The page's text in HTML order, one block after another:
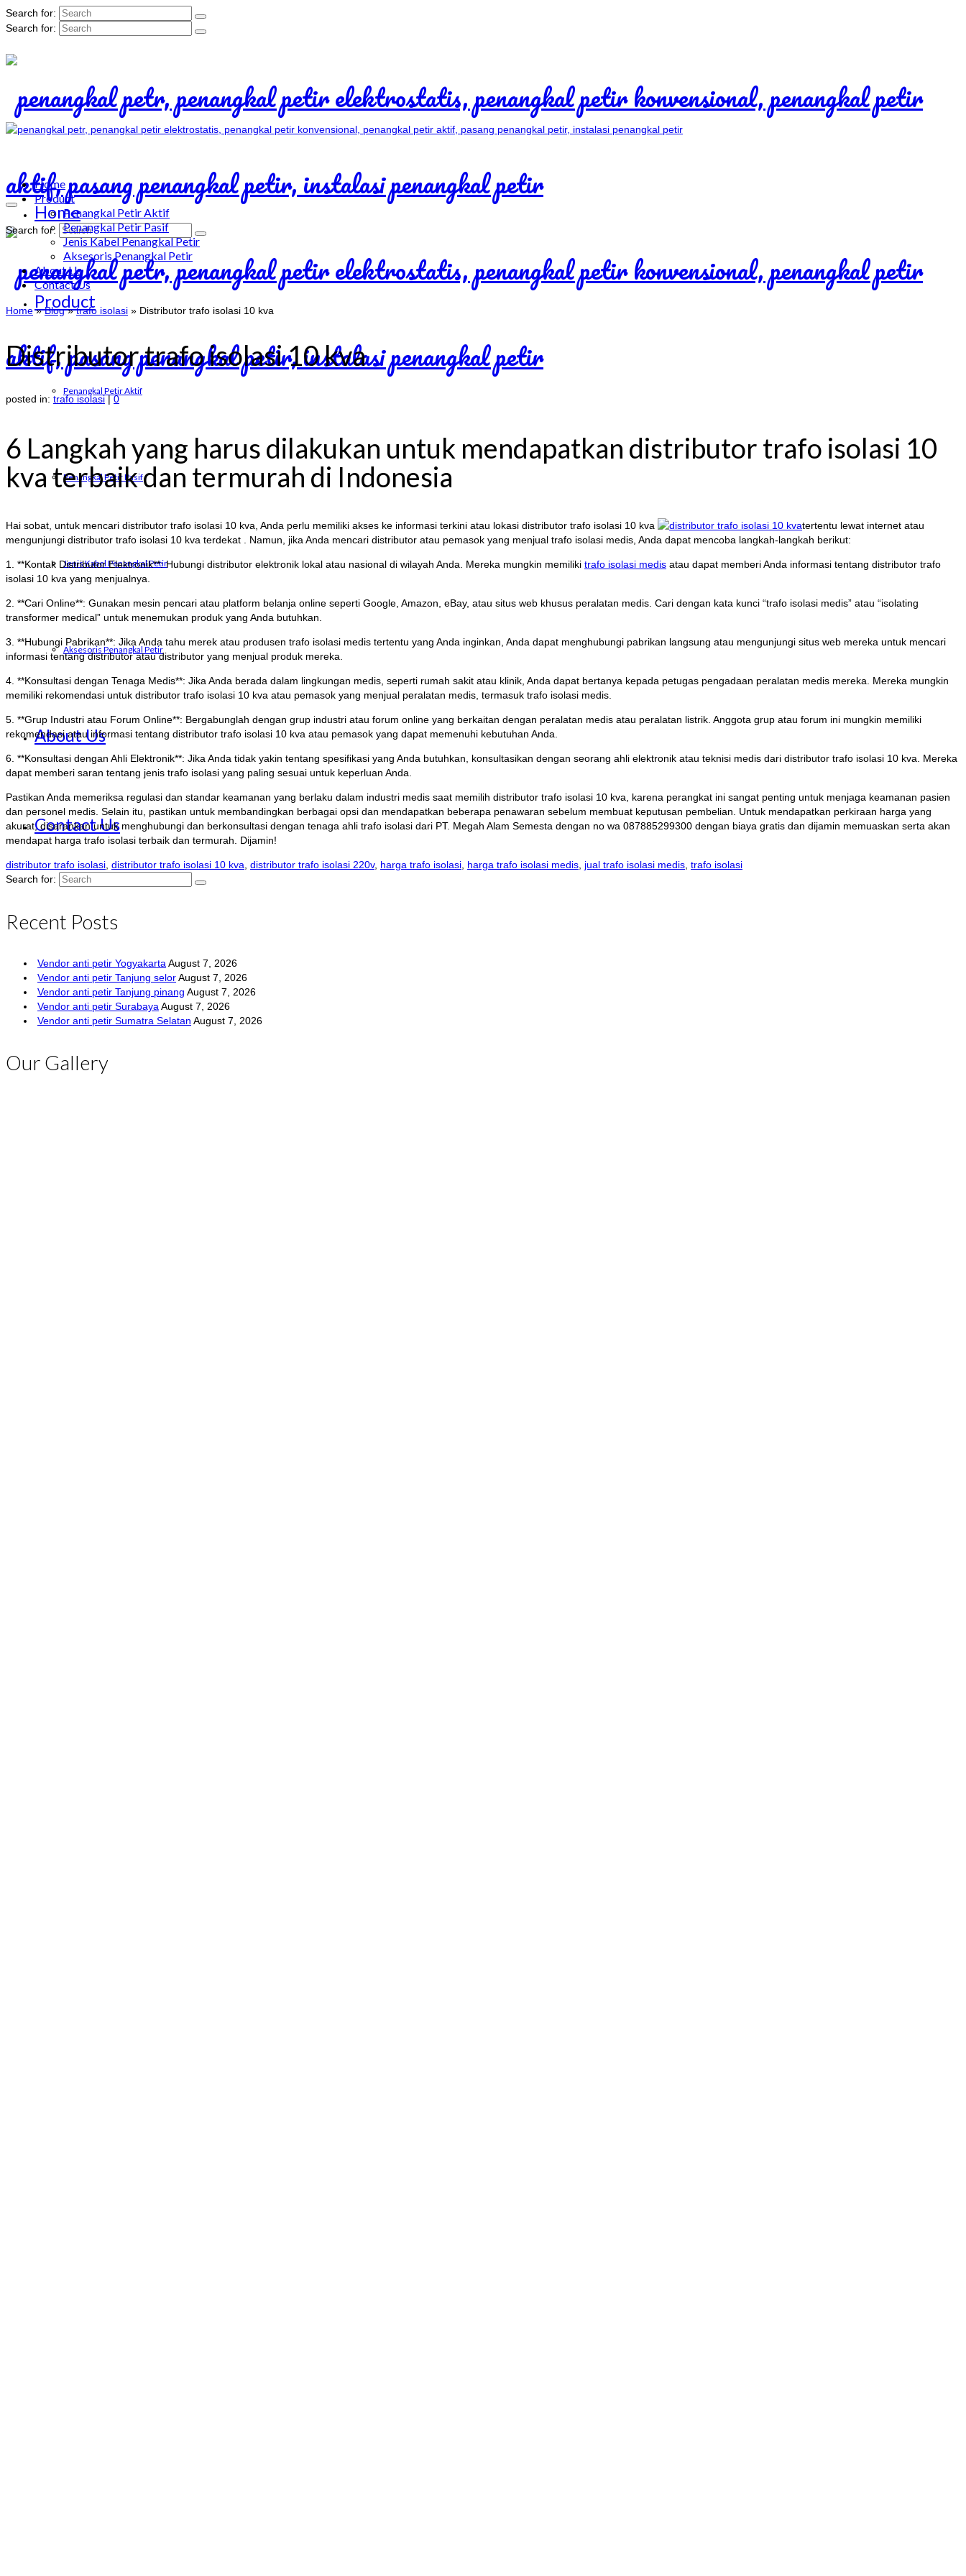
Search for:
Search for:
Home
Product
Penangkal Petir Aktif
Penangkal Petir Pasif
Jenis Kabel Penangkal Petir
Aksesoris Penangkal Petir
About Us
Contact Us
Search for:
Home
Product
Penangkal Petir Aktif
Penangkal Petir Pasif
Jenis Kabel Penangkal Petir
Aksesoris Penangkal Petir
About Us
Contact Us
Home » Blog»trafo isolasi » Distributor trafo isolasi 10 kva
Distributor trafo isolasi 10 kva
posted in: trafo isolasi | 0
6 Langkah yang harus dilakukan untuk mendapatkan distributor trafo isolasi 10
kva terbaik dan termurah di Indonesia
Hai sobat, untuk mencari distributor trafo isolasi 10 kva, Anda perlu memiliki akses ke informasi terkini atau lokasi distributor trafo isolasi 10 kva
tertentu lewat internet atau
mengunjungi distributor trafo isolasi 10 kva terdekat . Namun, jika Anda mencari distributor atau pemasok yang menjual trafo isolasi medis, Anda dapat mencoba langkah-langkah berikut:
1. **Kontak Distributor Elektronik**: Hubungi distributor elektronik lokal atau nasional di wilayah Anda. Mereka mungkin memiliki trafo isolasi medis atau dapat memberi Anda informasi tentang distributor trafo
isolasi 10 kva yang menjualnya.
2. **Cari Online**: Gunakan mesin pencari atau platform belanja online seperti Google, Amazon, eBay, atau situs web khusus peralatan medis. Cari dengan kata kunci “trafo isolasi medis” atau “isolating
transformer medical” untuk menemukan produk yang Anda butuhkan.
3. **Hubungi Pabrikan**: Jika Anda tahu merek atau produsen trafo isolasi medis tertentu yang Anda inginkan, Anda dapat menghubungi pabrikan langsung atau mengunjungi situs web mereka untuk mencari
informasi tentang distributor atau distributor yang menjual produk mereka.
4. **Konsultasi dengan Tenaga Medis**: Jika Anda berada dalam lingkungan medis, seperti rumah sakit atau klinik, Anda dapat bertanya kepada petugas pengadaan peralatan medis mereka. Mereka mungkin
memiliki rekomendasi untuk distributor trafo isolasi 10 kva atau pemasok yang menjual peralatan medis, termasuk trafo isolasi medis.
5. **Grup Industri atau Forum Online**: Bergabunglah dengan grup industri atau forum online yang berkaitan dengan peralatan medis atau peralatan listrik. Anggota grup atau forum ini mungkin memiliki
rekomendasi atau informasi tentang distributor trafo isolasi 10 kva atau pemasok yang dapat memenuhi kebutuhan Anda.
6. **Konsultasi dengan Ahli Elektronik**: Jika Anda tidak yakin tentang spesifikasi yang Anda butuhkan, konsultasikan dengan seorang ahli elektronik atau teknisi medis dari distributor trafo isolasi 10 kva. Mereka
dapat memberi saran tentang jenis trafo isolasi yang paling sesuai untuk keperluan Anda.
Pastikan Anda memeriksa regulasi dan standar keamanan yang berlaku dalam industri medis saat memilih distributor trafo isolasi 10 kva, karena perangkat ini sangat penting untuk menjaga keamanan pasien
dan personel medis. Selain itu, pastikan untuk membandingkan berbagai opsi dan mendapatkan beberapa penawaran sebelum membuat keputusan pembelian. Untuk mendapatkan perkiraan harga yang
akurat, disarankan untuk menghubungi dan berkonsultasi dengan tenaga ahli trafo isolasi dari PT. Megah Alam Semesta dengan no wa 087885299300 dengan biaya gratis dan dijamin memuaskan serta akan
mendapat harga trafo isolasi terbaik dan termurah. Dijamin!
distributor trafo isolasi distributor trafo isolasi 10 kva distributor trafo isolasi 220v, harga trafo isolasi harga trafo isolasi medis jual trafo isolasi medis trafo isolasi
Search for:
Recent Posts
Vendor anti petir Yogyakarta August 7, 2026
Vendor anti petir Tanjung selorAugust 7, 2026
Vendor anti petir Tanjung pinang August 7, 2026
Vendor anti petir Surabaya August 7, 2026
Vendor anti petir Sumatra Selatan August 7, 2026
Our Gallery